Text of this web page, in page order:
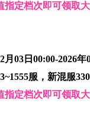
指定档次即可领取
月03日00:00-2026年
服，新混服
指定档次即可领取